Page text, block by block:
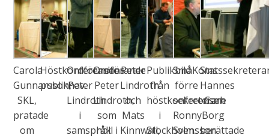
Carola
Gunnarsson,
SKL,
pratade
om
Höstkonferensens
publikhav.
Ordförande
Peter
Lindroth
i
samspråk
Ordförande
Peter
Lindroth,
som
höll i
Peter
Lindroth
och
Mats
Kinnwall,
Publikbild
från
höstkonferensen
i
Stockholm.
SmåKoms
förre
sekreterare
Ronny
Svensson
Hannes
Carl
Borg
berättade